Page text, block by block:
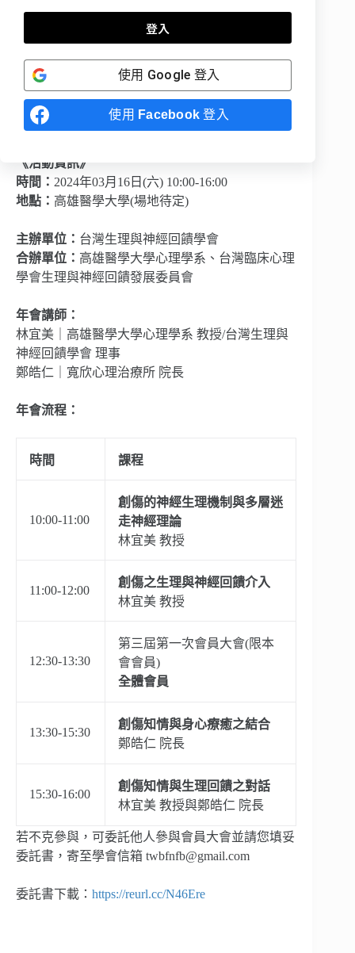
登入
使用 Google 登入
使用 Facebook 登入
描述
《活動資訊》
時間： 2024年03月16日(六) 10:00-16:00
地點： 高雄醫學大學(場地待定)
主辦單位： 台灣生理與神經回饋學會
合辦單位： 高雄醫學大學心理學系、台灣臨床心理
學會生理與神經回饋發展委員會
年會講師：
林宜美｜高雄醫學大學心理學系 教授/台灣生理與
神經回饋學會 理事
鄭皓仁｜寬欣心理治療所 院長
年會流程：
時間 課程
10:00-11:00
創傷的神經生理機制與多層迷
走神經理論
林宜美 教授
11:00-12:00
創傷之生理與神經回饋介入
林宜美 教授
12:30-13:30
第三屆第一次會員大會(限本
會會員)
全體會員
13:30-15:30
創傷知情與身心療癒之結合
鄭皓仁 院長
15:30-16:00
創傷知情與生理回饋之對話
林宜美 教授與鄭皓仁 院長
若不克參與，可委託他人參與會員大會並請您填妥
委託書，寄至學會信箱 twbfnfb@gmail.com
委託書下載： https://reurl.cc/N46Ere